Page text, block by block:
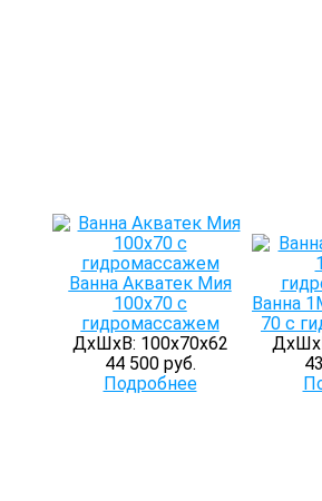
Ванна Акватек Мия
100х70 с
гидромассажем
ДхШхВ: 100х70х62
44 500 руб.
Подробнее
Ванна
70 с